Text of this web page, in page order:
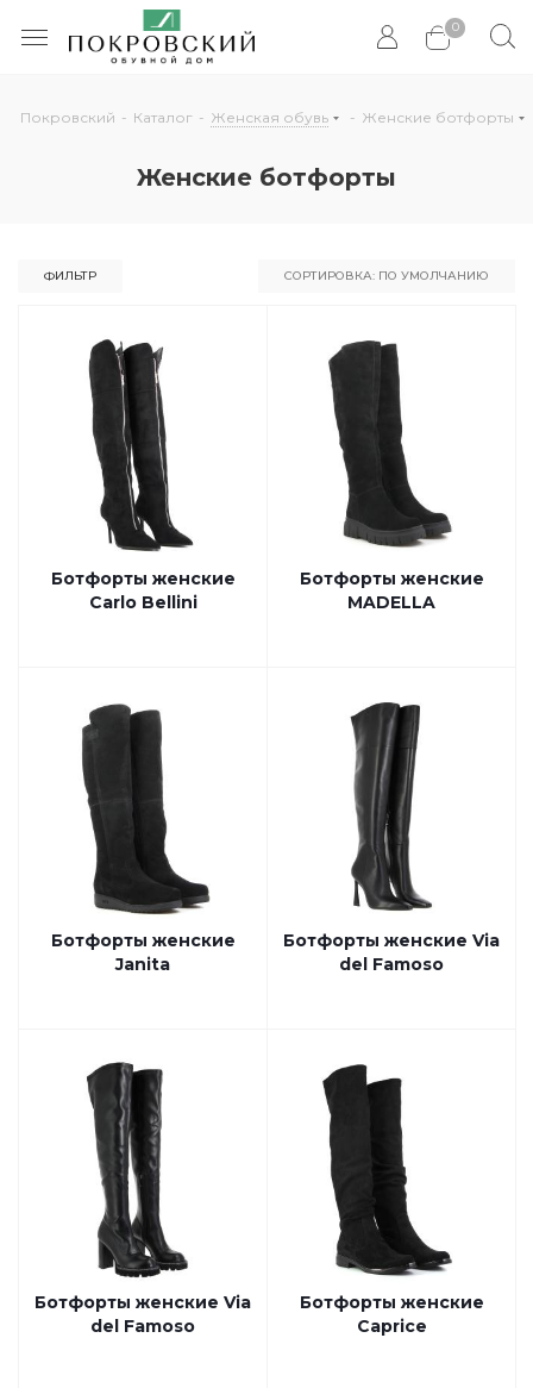
0
Покровский - Каталог - Женская обувь - Женские ботфорты
Женские ботфорты
ФИЛЬТР СОРТИРОВКА: ПО УМОЛЧАНИЮ
По популярности
Ботфорты женские
Carlo Bellini
Ботфорты женские
MADELLA
Ботфорты женские
Janita
Ботфорты женские Via
del Famoso
Ботфорты женские Via
del Famoso
Ботфорты женские
Caprice